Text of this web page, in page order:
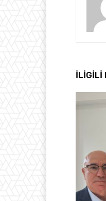
İLIGILI